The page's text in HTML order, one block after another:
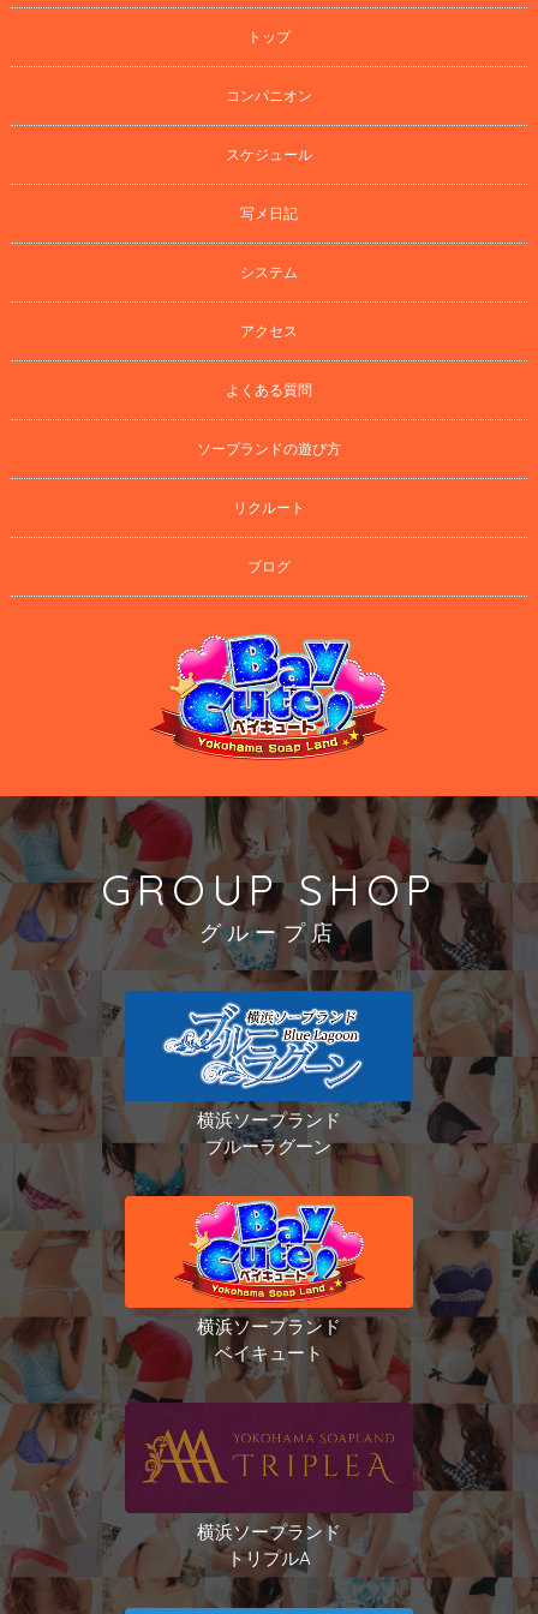
トップ
コンパニオン
スケジュール
写メ日記
システム
アクセス
よくある質問
ソープランドの遊び方
リクルート
ブログ
GROUP SHOP
グループ店
横浜ソープランド
ブルーラグーン
横浜ソープランド
ベイキュート
横浜ソープランド
トリプルA